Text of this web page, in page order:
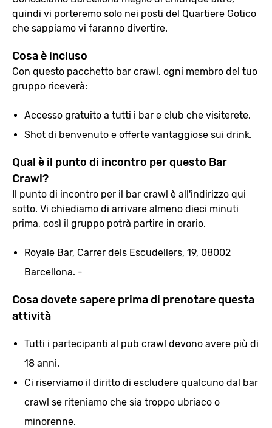
quindi vi porteremo solo nei posti del Quartiere Gotico
che sappiamo vi faranno divertire.
Cosa è incluso
Con questo pacchetto bar crawl, ogni membro del tuo
gruppo riceverà:
Accesso gratuito a tutti i bar e club che visiterete.
Shot di benvenuto e offerte vantaggiose sui drink.
Qual è il punto di incontro per questo Bar
Crawl?
Il punto di incontro per il bar crawl è all'indirizzo qui
sotto. Vi chiediamo di arrivare almeno dieci minuti
prima, così il gruppo potrà partire in orario.
Royale Bar, Carrer dels Escudellers, 19, 08002
Barcellona. -
Cosa dovete sapere prima di prenotare questa
attività
Tutti i partecipanti al pub crawl devono avere più di
18 anni.
Ci riserviamo il diritto di escludere qualcuno dal bar
crawl se riteniamo che sia troppo ubriaco o
minorenne.